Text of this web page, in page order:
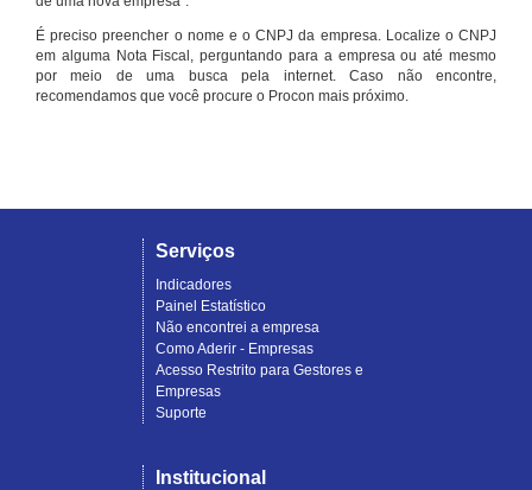
É preciso preencher o nome e o CNPJ da empresa. Localize o CNPJ
em alguma Nota Fiscal, perguntando para a empresa ou até mesmo
por meio de uma busca pela internet. Caso não encontre,
recomendamos que você procure o Procon mais próximo.
Serviços
Indicadores
Painel Estatístico
Não encontrei a empresa
Como Aderir - Empresas
Acesso Restrito para Gestores e
Empresas
Suporte
Institucional